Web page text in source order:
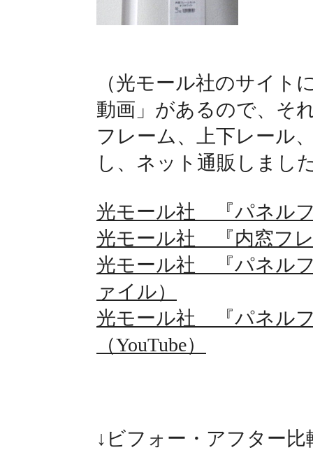
（光モール社のサイト
動画」があるので、そ
フレーム、上下レール
し、ネット通販しまし
光モール社 『パネル
光モール社 『内窓フ
光モール社 『パネル
ァイル）
光モール社 『パネル
（YouTube）
↓ビフォー・アフター